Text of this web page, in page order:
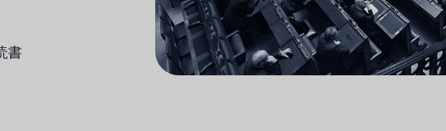
事業継続のための最も費用対効果の高いソリュ
ーションで、組織のレジリエンスを強化しま
す。.
書